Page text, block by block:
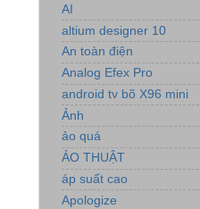
AI
altium designer 10
An toàn điện
Analog Efex Pro
android tv bõ X96 mini
Ảnh
ảo quá
ẢO THUẬT
áp suất cao
Apologize